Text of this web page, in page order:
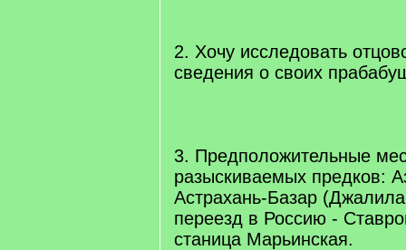
2. Хочу исследовать
сведения о своих
3. Предположительные
разыскиваемых предков:
Астрахань-Базар
переезд в Россию -
станица Марьинская.